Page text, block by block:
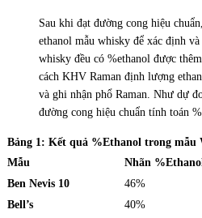
Sau khi đạt đường cong hiệu
ethanol mẫu whisky để xác định và
whisky đều có %ethanol được
cách KHV Raman định lượng
và ghi nhận phổ Raman. Như dự
đường cong hiệu chuẩn tính toán
Bảng 1: Kết quả %Ethanol trong mẫu
Mẫu
Nhãn %Ethanol
Ben Nevis 10
46%
Bell’s
40%